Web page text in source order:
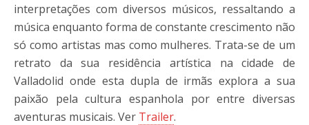
interpretações com diversos músicos, ressaltando a
música enquanto forma de constante crescimento não
só como artistas mas como mulheres. Trata-se de um
retrato da sua residência artística na cidade de
Valladolid onde esta dupla de irmãs explora a sua
paixão pela cultura espanhola por entre diversas
aventuras musicais. Ver Trailer.